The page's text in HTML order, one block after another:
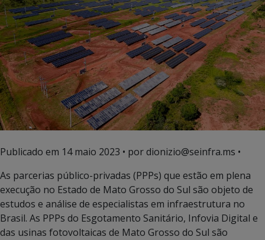
Publicado em 14 maio 2023 • por dionizio@seinfra.ms •
As parcerias público-privadas (PPPs) que estão em plena
execução no Estado de Mato Grosso do Sul são objeto de
estudos e análise de especialistas em infraestrutura no
Brasil. As PPPs do Esgotamento Sanitário, Infovia Digital e
das usinas fotovoltaicas de Mato Grosso do Sul são